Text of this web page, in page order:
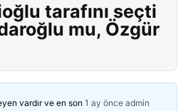
tarafını seçti
mu, Özgür
vardır ve en son 1 ay önce admin